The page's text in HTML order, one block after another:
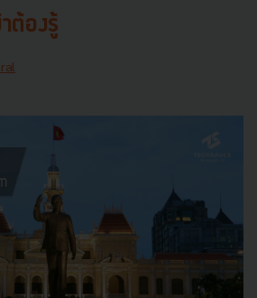
ต้องรู้